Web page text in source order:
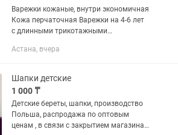
Варежки кожаные, внутри экономичная
Кожа перчаточная Варежки на 4-6 лет
с длинными трикотажными
Астана, вчера
Шапки детские
1 000 ₸
Детские береты, шапки, производство
Польша, распродажа по оптовым
ценам , в связи с закрытием магазина,